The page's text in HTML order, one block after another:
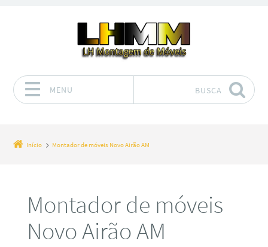
MENU BUSCA
Início Montador de móveis Novo Airão AM
Montador de móveis
Novo Airão AM